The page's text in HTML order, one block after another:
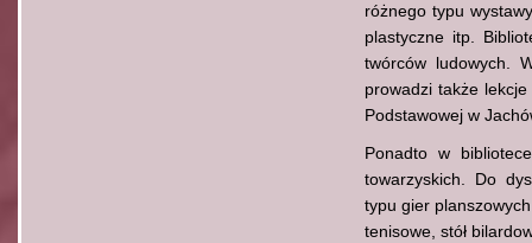
różnego typu
plastyczne itp.
twórców ludowych.
prowadzi także
Podstawowej w
Ponadto w
towarzyskich. Do
typu gier
tenisowe, stół